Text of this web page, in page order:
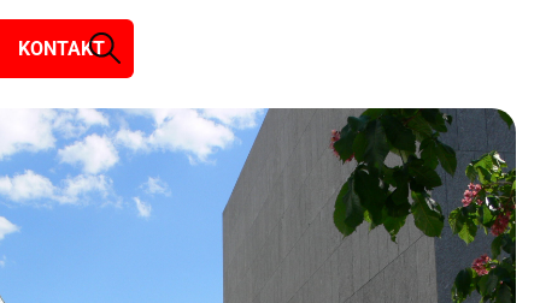
KONTAKT